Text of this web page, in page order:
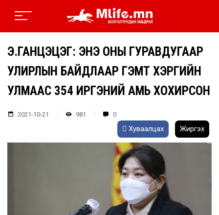
Э.ГАНЦЭЦЭГ: ЭНЭ ОНЫ ГУРАВДУГААР
УЛИРЛЫН БАЙДЛААР ГЭМТ ХЭРГИЙН
УЛМААС 354 ИРГЭНИЙ АМЬ ХОХИРСОН
2021-10-21 981 0
Хуваалцах Жиргэх